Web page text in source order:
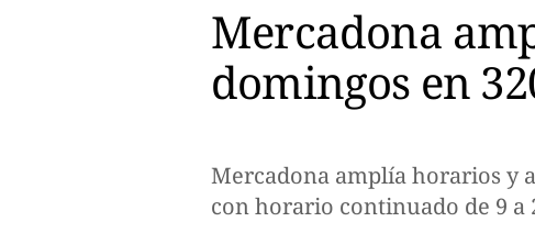
Mercadona
domingos en
Mercadona amplía horarios y
con horario continuado de 9 a